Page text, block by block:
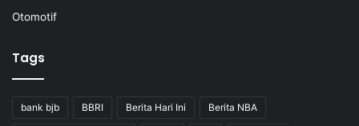
Otomotif
Tags
bank bjb BBRI Berita Hari Ini Berita NBA